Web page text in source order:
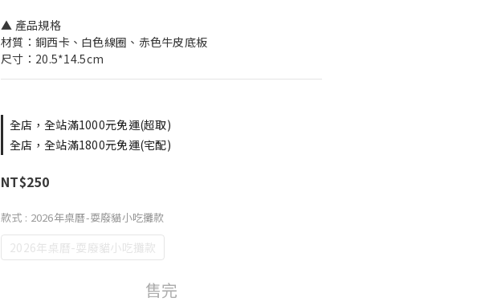
▲ 產品規格
材質：銅西卡、白色線圈、赤色牛皮底板
尺寸：20.5*14.5cm
全店，全站滿1000元免運(超取)
全店，全站滿1800元免運(宅配)
NT$250
款式 : 2026年桌曆-耍廢貓小吃攤款
2026年桌曆-耍廢貓小吃攤款
售完